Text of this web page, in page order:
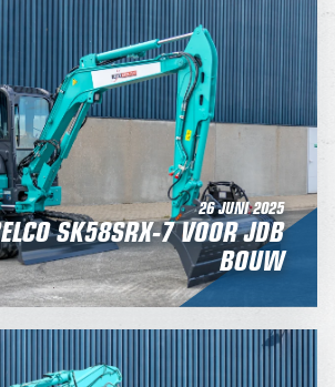
26 JUNI 2025
SK58SRX-7 VOOR JDB
BOUW